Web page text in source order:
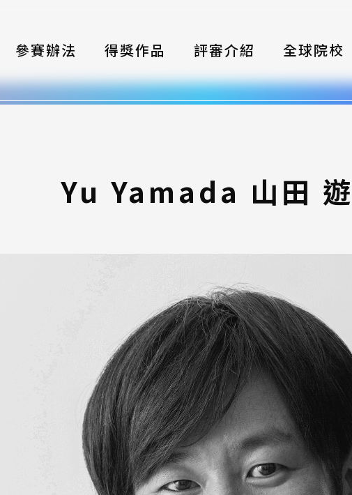
參賽辦法
大賽組織
得獎作品 評審介紹 全球院校
Yu Yamada 山田 遊